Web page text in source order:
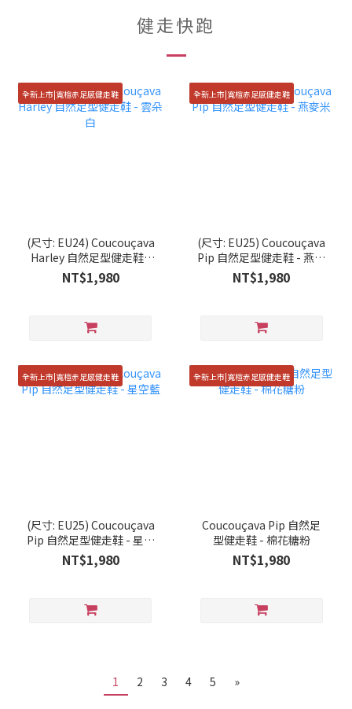
健走快跑
全新上市|寬楦赤足感健走鞋
(尺寸: EU24) Coucouçava
Harley 自然足型健走鞋 -
雲朵白
NT$1,980
全新上市|寬楦赤足感健走鞋
(尺寸: EU25) Coucouçava
Pip 自然足型健走鞋 - 燕麥
米
NT$1,980
全新上市|寬楦赤足感健走鞋
(尺寸: EU25) Coucouçava
Pip 自然足型健走鞋 - 星空
藍
NT$1,980
全新上市|寬楦赤足感健走鞋
Coucouçava Pip 自然足
型健走鞋 - 棉花糖粉
NT$1,980
1 2 3 4 5 »